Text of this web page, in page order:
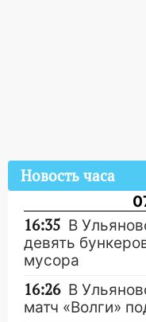
Новость часа
16:35 В
девять
мусора
16:26 В
матч «Волги»